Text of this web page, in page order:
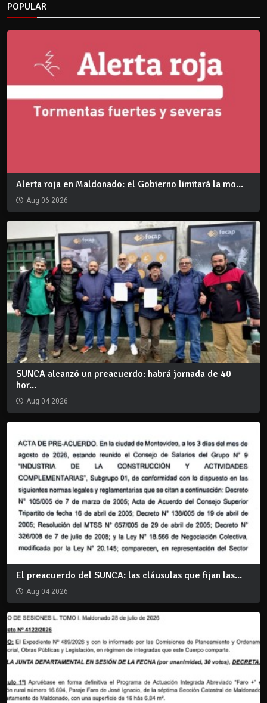
POPULAR
Alerta roja en Maldonado: el Gobierno limitará la mo...
Aug 06 2026
SUNCA alcanzó un preacuerdo: habrá jornada de 40
hor...
Aug 04 2026
El preacuerdo del SUNCA: las cláusulas que fijan las...
Aug 04 2026